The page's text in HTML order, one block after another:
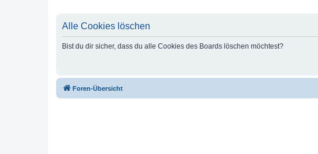
Alle Cookies löschen
Bist du dir sicher, dass du alle Cookies des Boards löschen möchtest?
Foren-Übersicht